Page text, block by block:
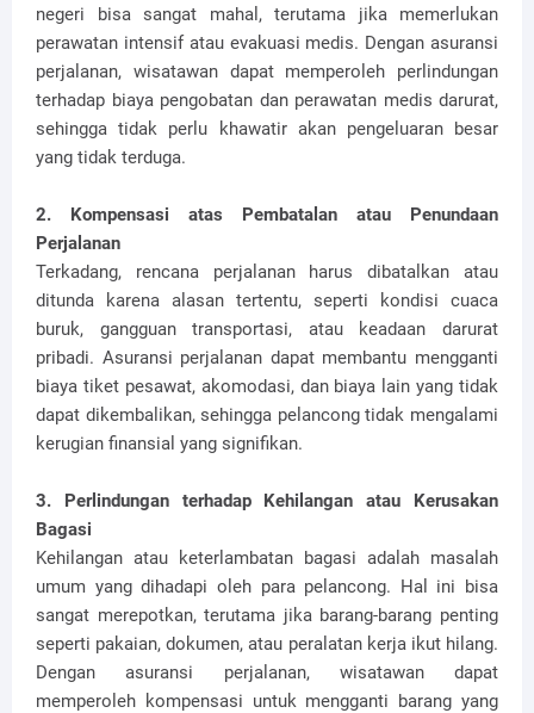
negeri bisa sangat mahal, terutama jika memerlukan
perawatan intensif atau evakuasi medis. Dengan asuransi
perjalanan, wisatawan dapat memperoleh perlindungan
terhadap biaya pengobatan dan perawatan medis darurat,
sehingga tidak perlu khawatir akan pengeluaran besar
yang tidak terduga.
2. Kompensasi atas Pembatalan atau Penundaan
Perjalanan
Terkadang, rencana perjalanan harus dibatalkan atau
ditunda karena alasan tertentu, seperti kondisi cuaca
buruk, gangguan transportasi, atau keadaan darurat
pribadi. Asuransi perjalanan dapat membantu mengganti
biaya tiket pesawat, akomodasi, dan biaya lain yang tidak
dapat dikembalikan, sehingga pelancong tidak mengalami
kerugian finansial yang signifikan.
3. Perlindungan terhadap Kehilangan atau Kerusakan
Bagasi
Kehilangan atau keterlambatan bagasi adalah masalah
umum yang dihadapi oleh para pelancong. Hal ini bisa
sangat merepotkan, terutama jika barang-barang penting
seperti pakaian, dokumen, atau peralatan kerja ikut hilang.
Dengan asuransi perjalanan, wisatawan dapat
memperoleh kompensasi untuk mengganti barang yang